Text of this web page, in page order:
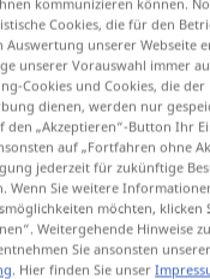
Übersetzungen
Übersetzung anklicken/
nutzlos
inservibile
Cookies, die für den
Auswertung unserer Webseite
unserer Vorauswahl immer
Cookies und Cookies, die
dienen, werden nur
den „Akzeptieren“-Button Ihr
auf „Fortfahren ohne
jederzeit für zukünftige
Wenn Sie weitere
möchten, klicken
Weitergehende Hinweise
Sie ansonsten unserer
. Hier finden Sie unser